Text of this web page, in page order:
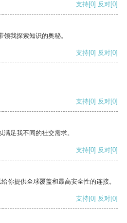
支持[0] 反对[0]
我探索知识的奥秘。
支持[0] 反对[0]
支持[0] 反对[0]
足我不同的社交需求。
支持[0] 反对[0]
你提供全球覆盖和最高安全性的连接。
支持[0] 反对[0]